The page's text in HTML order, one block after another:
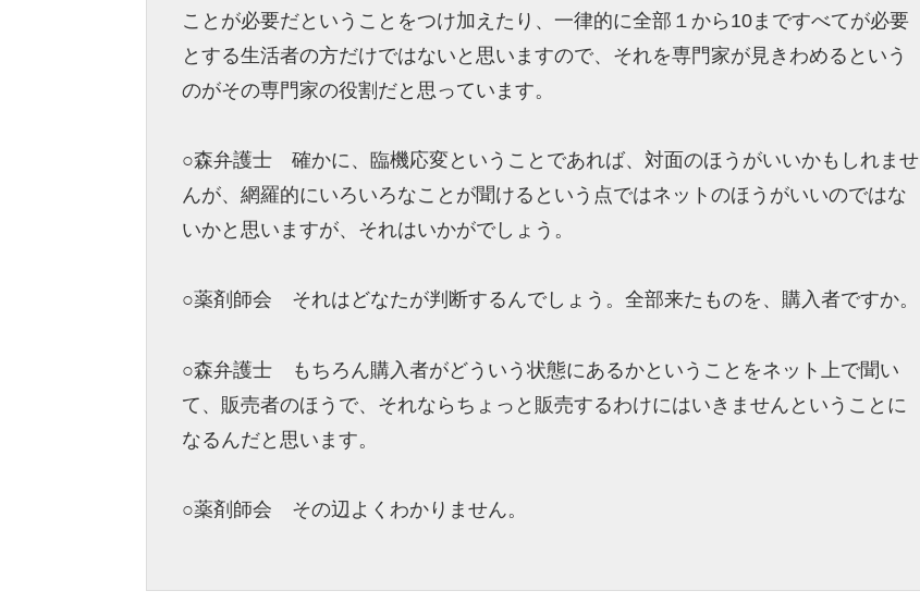
ことが必要だということをつけ加えたり、一律的に全部１から10まですべてが必要
とする生活者の方だけではないと思いますので、それを専門家が見きわめるという
のがその専門家の役割だと思っています。
○森弁護士 確かに、臨機応変ということであれば、対面のほうがいいかもしれませ
んが、網羅的にいろいろなことが聞けるという点ではネットのほうがいいのではな
いかと思いますが、それはいかがでしょう。
○薬剤師会 それはどなたが判断するんでしょう。全部来たものを、購入者ですか。
○森弁護士 もちろん購入者がどういう状態にあるかということをネット上で聞い
て、販売者のほうで、それならちょっと販売するわけにはいきませんということに
なるんだと思います。
○薬剤師会 その辺よくわかりません。